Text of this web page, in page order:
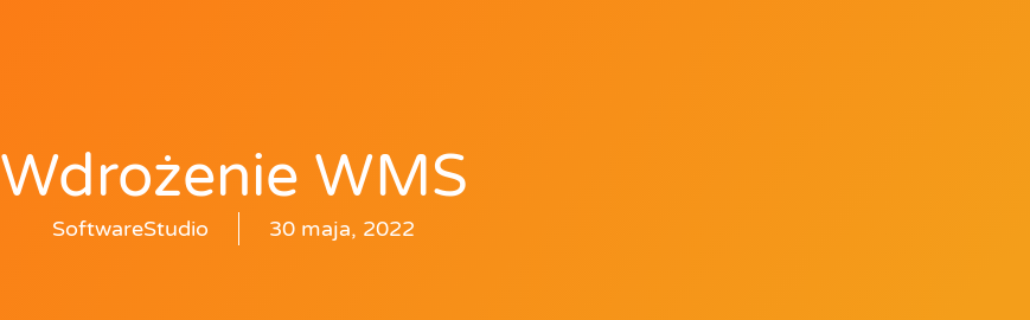
Wdrożenie WMS
SoftwareStudio 30 maja, 2022